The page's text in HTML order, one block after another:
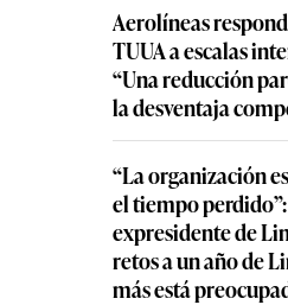
Aerolíneas
TUUA a escalas
“Una reducción
la desventaja
“La organización
el tiempo
expresidente de
retos a un año de
más está